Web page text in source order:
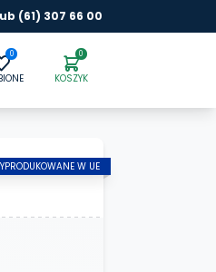
(61) 307 66 00
0 0
KOSZYK
W UE